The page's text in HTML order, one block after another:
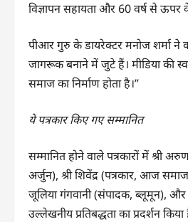
विज्ञापन सहायता और 60 वर्ष से ऊपर
पीआर गुरु के डायरेक्टर मनोज शर्मा ने
जागरूक बनाने में जुटे हैं। मीडिया की
समाज का निर्माण होता है।”
ये पत्रकार किए गए सम्मानित
सम्मानित होने वाले पत्रकारों में श्री
अर्जुन), श्री शिवेंद्र (पत्रकार, आज
जूलिया गंगवानी (संपादक, ब्लूमून), और
उल्लेखनीय प्रतिबद्धता का प्रदर्शन